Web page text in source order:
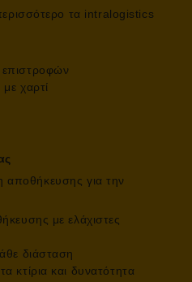
τα intralogistics
χαρτί
αποθήκευσης για την
με ελάχιστες
διάσταση
κτίρια και δυνατότητα